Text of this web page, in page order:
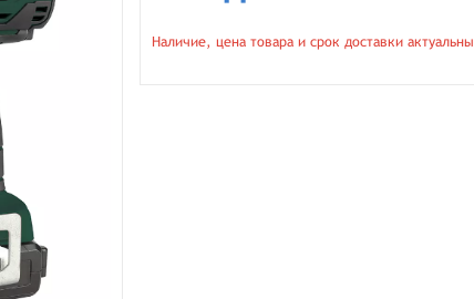
Наличие, цена товара и срок доставки актуальны